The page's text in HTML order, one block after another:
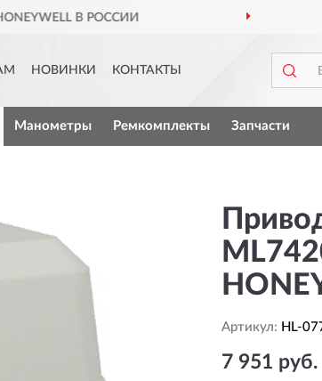
ДОСТАВИМ ПО ВСЕЙ РОССИИ
НОВИНКИ КОНТАКТЫ
Манометры Ремкомплекты Запчасти
Артикул: HL-
7 951 руб.